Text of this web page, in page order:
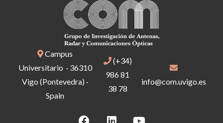
Campus
Universitario · 36310
Vigo (Pontevedra) ·
Spain
(+34)
986 81
38 78
info@com.uvigo.es